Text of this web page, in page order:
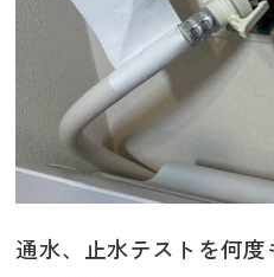
通水、止水テストを何